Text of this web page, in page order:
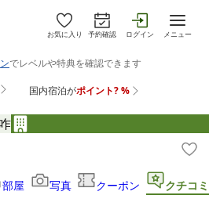
お気に入り 予約確認 ログイン メニュー
部屋 写真 クーポン クチコミ